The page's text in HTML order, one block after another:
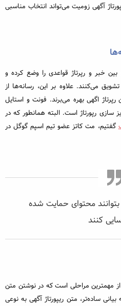
آگهی زومیت می‌تواند انتخاب مناسبی
خبر و رپرتاژ قواعدی را وضع کرده و
می‌کنند. علاوه بر این، رسانه‌ها از
اگهی بهره می‌برند. فونت و استایل
رپورتاژ است. البته همانطور که در
گفتیم، مت کاتز عضو تیم اسپم گوگل در
بتوانند محتوای حمایت شده
کنند
از مهمترین مراحلی است که در نوشتن متن
ساده‌تر، متن ریپورتاژ آگهی به نوعی